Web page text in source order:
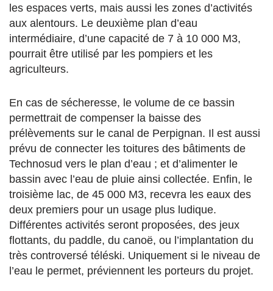
les espaces verts, mais aussi les zones d’activités
aux alentours. Le deuxième plan d’eau
intermédiaire, d’une capacité de 7 à 10 000 M3,
pourrait être utilisé par les pompiers et les
agriculteurs.
En cas de sécheresse, le volume de ce bassin
permettrait de compenser la baisse des
prélèvements sur le canal de Perpignan. Il est aussi
prévu de connecter les toitures des bâtiments de
Technosud vers le plan d’eau ; et d’alimenter le
bassin avec l’eau de pluie ainsi collectée. Enfin, le
troisième lac, de 45 000 M3, recevra les eaux des
deux premiers pour un usage plus ludique.
Différentes activités seront proposées, des jeux
flottants, du paddle, du canoë, ou l’implantation du
très controversé téléski. Uniquement si le niveau de
l’eau le permet, préviennent les porteurs du projet.